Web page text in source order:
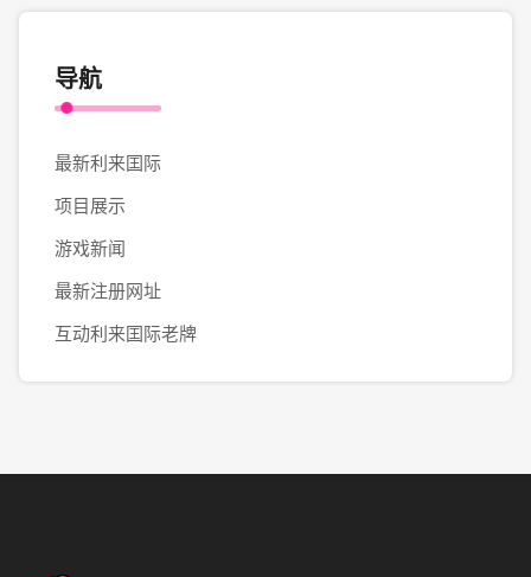
导航
最新利来囯际
项目展示
游戏新闻
最新注册网址
互动利来囯际老牌